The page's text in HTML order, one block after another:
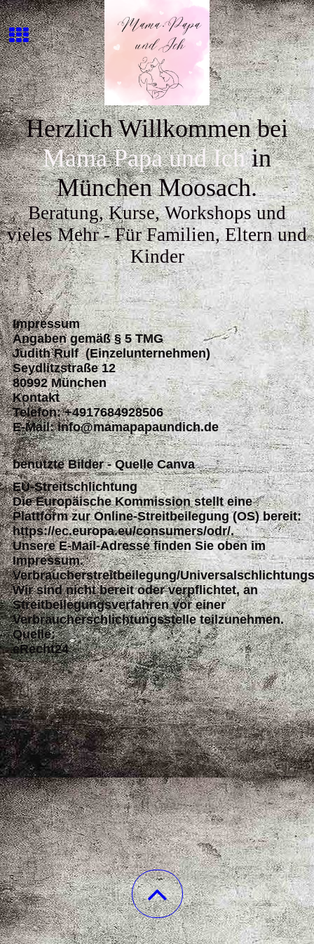
Herzlich Willkommen bei
MamaPapa und Ichin
München Moosach.
Beratung, Kurse, Workshops und
vieles Mehr - Für Familien, Eltern und
Kinder
Impressum
Angaben gemäß § 5 TMG
Judith Rulf (Einzelunternehmen)
Seydlitzstraße 12
80992 München
Kontakt
Telefon: +4917684928506
E-Mail: info@mamapapaundich.de
benutzte Bilder - Quelle Canva
EU-Streitschlichtung
Die Europäische Kommission stellt eine
Plattform zur Online-Streitbeilegung (OS) bereit:
https://ec.europa.eu/consumers/odr/.
Unsere E-Mail-Adresse finden Sie oben im
Impressum.
Verbraucherstreitbeilegung/
Wir sind nicht bereit oder verpflichtet, an
Streitbeilegungsverfahren vor einer
Verbraucherschlichtungsstelle teilzunehmen.
Quelle:
eRecht24